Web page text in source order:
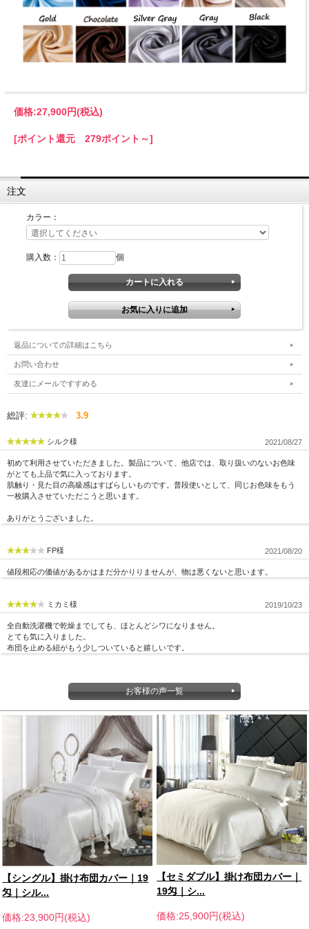
価格:27,900円(税込)
[ポイント還元 279ポイント～]
注文
カラー：
購入数： 個
返品についての詳細はこちら
お問い合わせ
友達にメールですすめる
総評: 3.9
シルク様 2021/08/27
初めて利用させていただきました。製品について、他店では、取り扱いのないお色味
がとても上品で気に入っております。
肌触り・見た目の高級感はすばらしいものです。普段使いとして、同じお色味をもう
一枚購入させていただこうと思います。
ありがとうございました。
FP様 2021/08/20
値段相応の価値があるかはまだ分かりりませんが、物は悪くないと思います。
ミカミ様 2019/10/23
全自動洗濯機で乾燥までしても、ほとんどシワになりません。
とても気に入りました。
布団を止める紐がもう少しついていると嬉しいです。
お客様の声一覧
【シングル】掛け布団カバー｜19
匁｜シル...
価格:23,900円(税込)
【セミダブル】掛け布団カバー｜
19匁｜シ...
価格:25,900円(税込)